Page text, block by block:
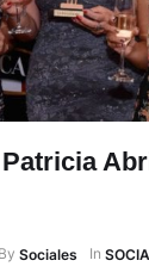
By Sociales In